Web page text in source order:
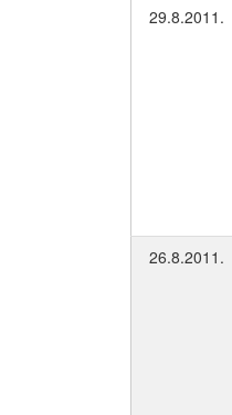
29.8.2011.
26.8.2011.